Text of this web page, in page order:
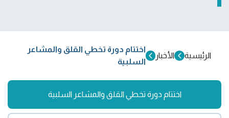
الرئيسية الأخبار
اختتام دورة تخطي القلق والمشاعر
السلبية
اختتام دورة تخطي القلق والمشاعر السلبية